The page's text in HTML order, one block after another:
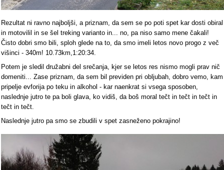
Rezultat ni ravno najboljši, a priznam, da sem se po poti spet kar dosti obiral
in motovilil in se šel treking varianto in... no, pa niso samo mene čakali!
Čisto dobri smo bili, sploh glede na to, da smo imeli letos novo progo z več
višinci - 340m! 10.73km,1:20:34.
Potem je sledil družabni del srečanja, kjer se letos res nismo mogli prav nič
domeniti... Zase priznam, da sem bil previden pri obljubah, dobro vemo, kam
pripelje evforija po teku in alkohol - kar naenkrat si vsega sposoben,
naslednje jutro te pa boli glava, ko vidiš, da boš moral tečt in tečt in tečt in
tečt in tečt.
Naslednje jutro pa smo se zbudili v spet zasneženo pokrajino!